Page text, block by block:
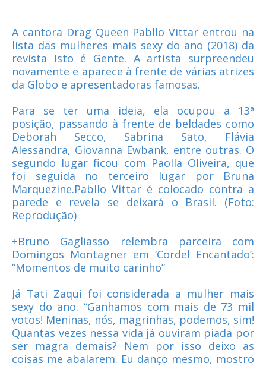
A cantora Drag Queen Pabllo Vittar entrou na
lista das mulheres mais sexy do ano (2018) da
revista Isto é Gente. A artista surpreendeu
novamente e aparece à frente de várias atrizes
da Globo e apresentadoras famosas.
Para se ter uma ideia, ela ocupou a 13ª
posição, passando à frente de beldades como
Deborah Secco, Sabrina Sato, Flávia
Alessandra, Giovanna Ewbank, entre outras. O
segundo lugar ficou com Paolla Oliveira, que
foi seguida no terceiro lugar por Bruna
Marquezine.Pabllo Vittar é colocado contra a
parede e revela se deixará o Brasil. (Foto:
Reprodução)
+Bruno Gagliasso relembra parceira com
Domingos Montagner em ‘Cordel Encantado’:
“Momentos de muito carinho”
Já Tati Zaqui foi considerada a mulher mais
sexy do ano. “Ganhamos com mais de 73 mil
votos! Meninas, nós, magrinhas, podemos, sim!
Quantas vezes nessa vida já ouviram piada por
ser magra demais? Nem por isso deixo as
coisas me abalarem. Eu danço mesmo, mostro